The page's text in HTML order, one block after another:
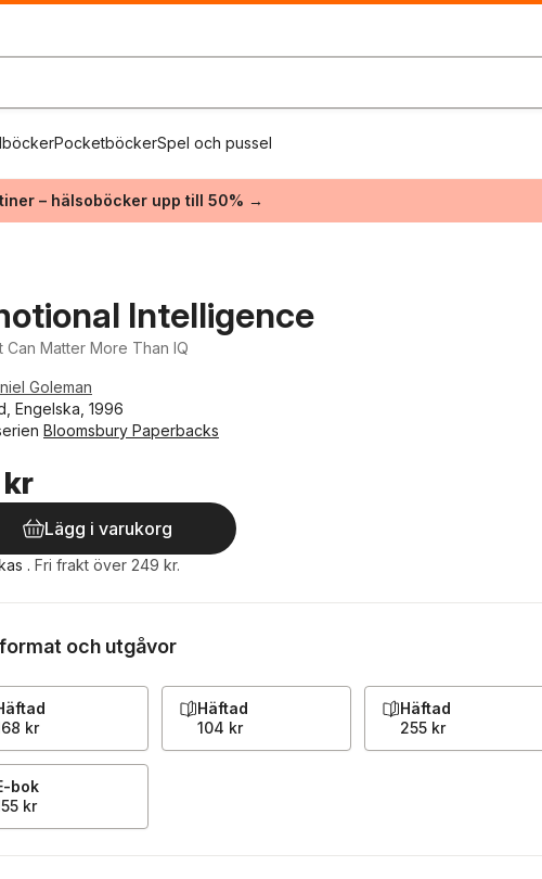
PocketböckerSpel och pussel
– hälsoböcker upp till 50% →
Intelligence
Can Matter More Than IQ
Goleman
Engelska, 1996
Bloomsbury Paperbacks
Lägg i varukorg
. Fri frakt över 249 kr.
och utgåvor
kr
Häftad
104 kr
Häftad
255 kr
bok
kr